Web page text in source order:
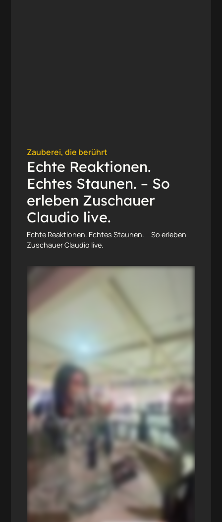
Zauberei, die berührt
Echte Reaktionen.
Echtes Staunen. – So
erleben Zuschauer
Claudio live.
Echte Reaktionen. Echtes Staunen. – So erleben
Zuschauer Claudio live.